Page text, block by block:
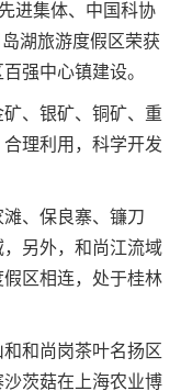
进集体、中国科协
湖旅游度假区荣获
强中心镇建设。
、银矿、铜矿、重
理利用，科学开发
、保良寨、镰刀
另外，和尚江流域
区相连，处于桂林
和尚岗茶叶名扬区
茨菇在上海农业博